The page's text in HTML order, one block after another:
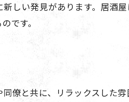
しい発見があります。居酒
です。
僚と共に、リラックスした